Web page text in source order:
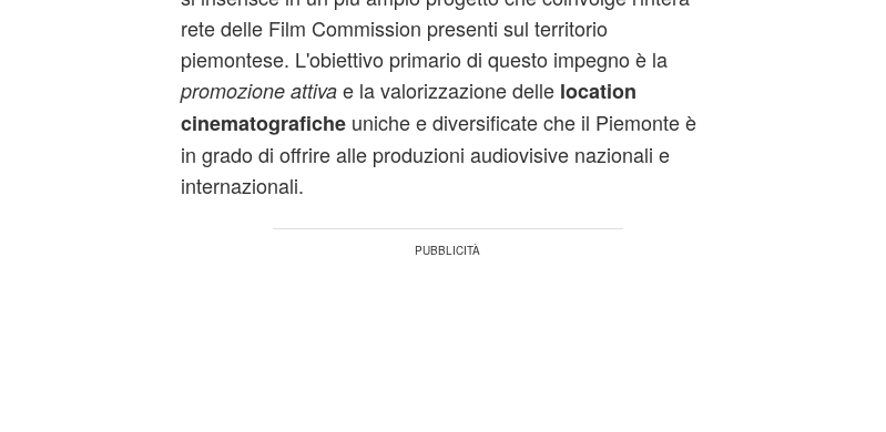
rete delle Film Commission presenti sul territorio
piemontese. L'obiettivo primario di questo impegno è la
promozione attivae la valorizzazione delle location
cinematograficheuniche e diversificate che il Piemonte è
in grado di offrire alle produzioni audiovisive nazionali e
internazionali.